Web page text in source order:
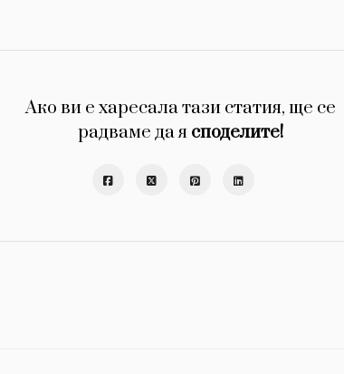
Ако ви е харесала тази статия, ще се
радваме да я споделите!